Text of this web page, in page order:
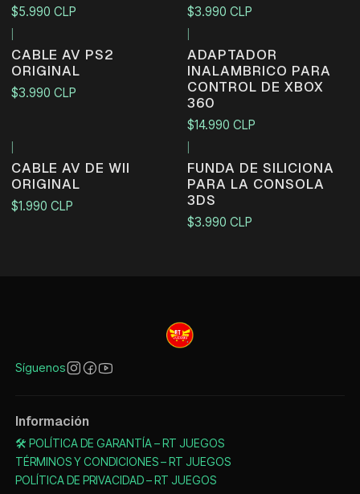
$5.990 CLP $3.990 CLP
CABLE AV PS2
ORIGINAL
$3.990 CLP
ADAPTADOR
INALAMBRICO PARA
CONTROL DE XBOX
360
$14.990 CLP
CABLE AV DE WII
ORIGINAL
$1.990 CLP
FUNDA DE SILICIONA
PARA LA CONSOLA
3DS
$3.990 CLP
Síguenos
Información
🛠️ POLÍTICA DE GARANTÍA – RT JUEGOS
TÉRMINOS Y CONDICIONES – RT JUEGOS
POLÍTICA DE PRIVACIDAD – RT JUEGOS